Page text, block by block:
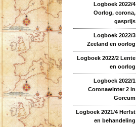
Logboek 2022/4
Oorlog, corona,
gasprijs
Logboek 2022/3
Zeeland en oorlog
Logboek 2022/2 Lente
en oorlog
Logboek 2022/1
Coronawinter 2 in
Gorcum
Logboek 2021/4 Herfst
en behandeling